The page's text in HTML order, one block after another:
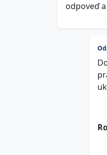
odpoveď